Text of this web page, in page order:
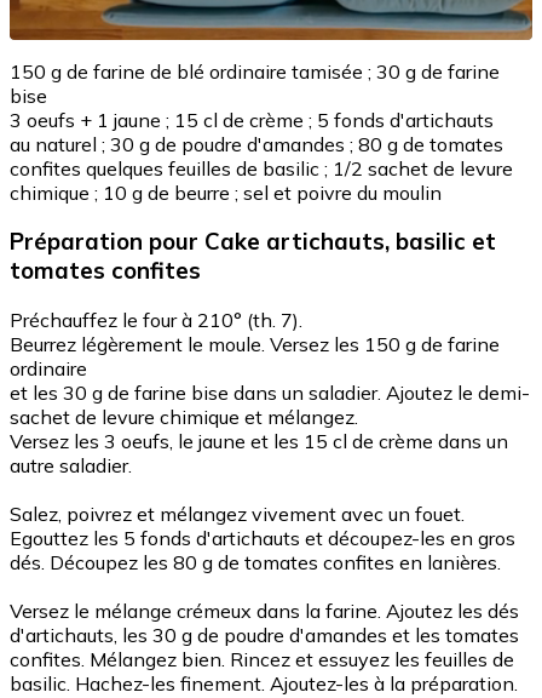
150 g de farine de blé ordinaire tamisée ; 30 g de farine
bise
3 oeufs + 1 jaune ; 15 cl de crème ; 5 fonds d'artichauts
au naturel ; 30 g de poudre d'amandes ; 80 g de tomates
confites quelques feuilles de basilic ; 1/2 sachet de levure
chimique ; 10 g de beurre ; sel et poivre du moulin
Préparation pour Cake artichauts, basilic et
tomates confites
Préchauffez le four à 210° (th. 7).
Beurrez légèrement le moule. Versez les 150 g de farine
ordinaire
et les 30 g de farine bise dans un saladier. Ajoutez le demi-
sachet de levure chimique et mélangez.
Versez les 3 oeufs, le jaune et les 15 cl de crème dans un
autre saladier.
Salez, poivrez et mélangez vivement avec un fouet.
Egouttez les 5 fonds d'artichauts et découpez-les en gros
dés. Découpez les 80 g de tomates confites en lanières.
Versez le mélange crémeux dans la farine. Ajoutez les dés
d'artichauts, les 30 g de poudre d'amandes et les tomates
confites. Mélangez bien. Rincez et essuyez les feuilles de
basilic. Hachez-les finement. Ajoutez-les à la préparation.